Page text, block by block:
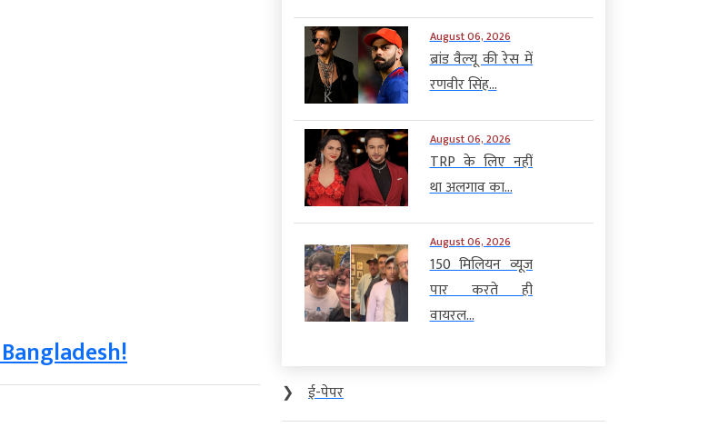
August 06, 2026
ब्रांड वैल्यू की रेस में
रणवीर सिंह...
August 06, 2026
TRP के लिए नहीं
था अलगाव का...
August 06, 2026
150 मिलियन व्यूज
पार करते ही
वायरल...
❯
ई-पेपर